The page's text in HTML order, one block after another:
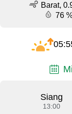
Barat,
76
Siang
13:00